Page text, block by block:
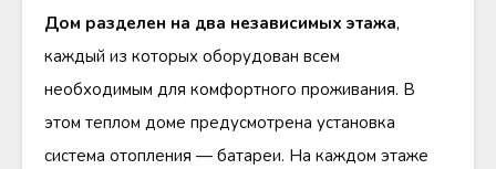
Дом разделен на два независимых этажа,
каждый из которых оборудован всем
необходимым для комфортного проживания. В
этом теплом доме предусмотрена установка
система отопления — батареи. На каждом этаже